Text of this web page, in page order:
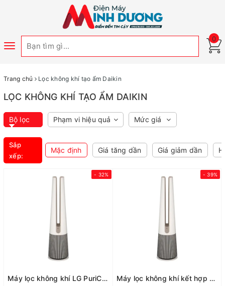
Toggle
0
Trang chủ Lọc không khí tạo ẩm Daikin
LỌC KHÔNG KHÍ TẠO ẨM DAIKIN
Bộ lọc Phạm vi hiệu quả Mức giá
Sắp
xếp:
Mặc định Giá tăng dần Giá giảm dần
- 32%
Máy lọc không khí LG PuriCare AeroTower Hit FS15GPBK0.ABAE 40W
- 39%
Máy lọc không khí kết hợp quạt LG PuriCare AeroTower FS15GPCJ0.ABAE